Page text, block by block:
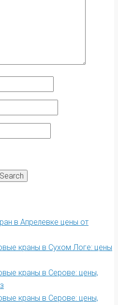
в Апрелевке цены от
краны в Сухом Логе: цены
краны в Серове: цены,
краны в Серове: цены,